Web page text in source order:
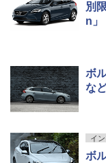
別
n」
ボ
な
イ
ボ